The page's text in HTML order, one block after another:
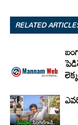
RELATED